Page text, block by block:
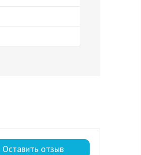
Оставить отзыв